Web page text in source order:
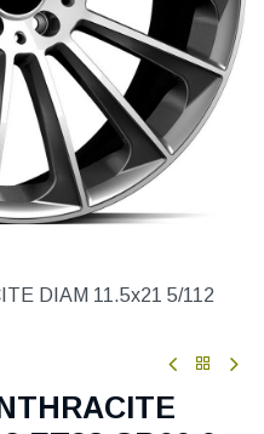
DIAM 11.5x21 5/112